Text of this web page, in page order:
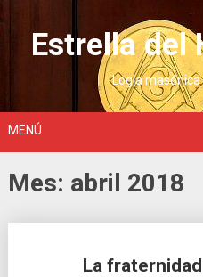
contenidoEstrella del
Logia masónica
MENÚ
Mes: abril 2018
La